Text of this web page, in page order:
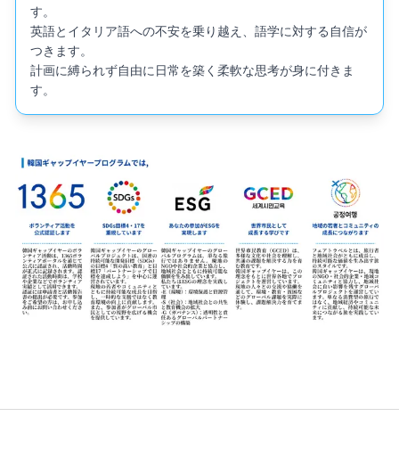
す。
英語とイタリア語への不安を乗り越え、語学に対する自信が
つきます。
計画に縛られず自由に日常を築く柔軟な思考が身に付きま
す。